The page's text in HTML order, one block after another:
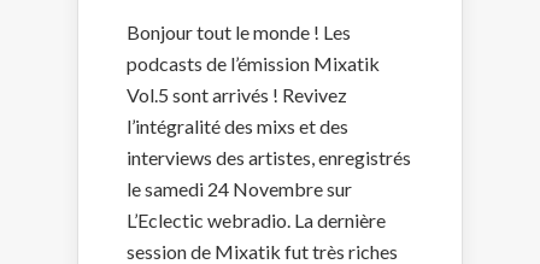
Bonjour tout le monde ! Les
podcasts de l’émission Mixatik
Vol.5 sont arrivés ! Revivez
l’intégralité des mixs et des
interviews des artistes, enregistrés
le samedi 24 Novembre sur
L’Eclectic webradio. La dernière
session de Mixatik fut très riches